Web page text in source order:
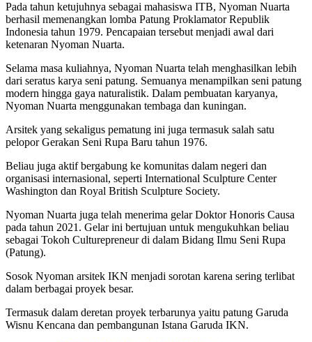
Pada tahun ketujuhnya sebagai mahasiswa ITB, Nyoman Nuarta
berhasil memenangkan lomba Patung Proklamator Republik
Indonesia tahun 1979. Pencapaian tersebut menjadi awal dari
ketenaran Nyoman Nuarta.
Selama masa kuliahnya, Nyoman Nuarta telah menghasilkan lebih
dari seratus karya seni patung. Semuanya menampilkan seni patung
modern hingga gaya naturalistik. Dalam pembuatan karyanya,
Nyoman Nuarta menggunakan tembaga dan kuningan.
Arsitek yang sekaligus pematung ini juga termasuk salah satu
pelopor Gerakan Seni Rupa Baru tahun 1976.
Beliau juga aktif bergabung ke komunitas dalam negeri dan
organisasi internasional, seperti International Sculpture Center
Washington dan Royal British Sculpture Society.
Nyoman Nuarta juga telah menerima gelar Doktor Honoris Causa
pada tahun 2021. Gelar ini bertujuan untuk mengukuhkan beliau
sebagai Tokoh Culturepreneur di dalam Bidang Ilmu Seni Rupa
(Patung).
Sosok Nyoman arsitek IKN menjadi sorotan karena sering terlibat
dalam berbagai proyek besar.
Termasuk dalam deretan proyek terbarunya yaitu patung Garuda
Wisnu Kencana dan pembangunan Istana Garuda IKN.